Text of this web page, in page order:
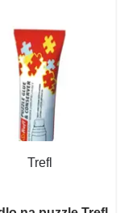
Trefl